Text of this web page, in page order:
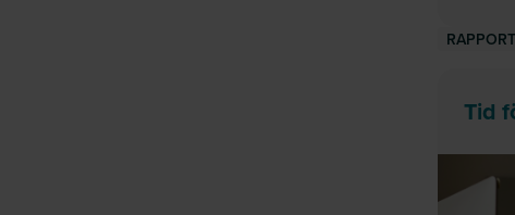
RAPPORT
Tid